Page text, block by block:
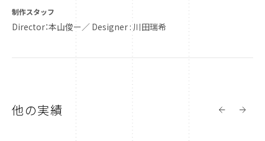
制作スタッフ
Director：本山俊ー／ Designer : 川田瑞希
他の実績